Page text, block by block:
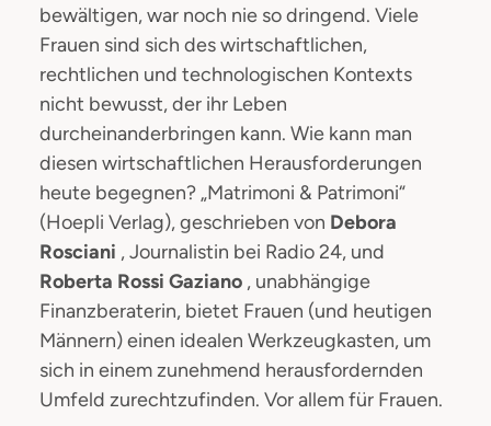
bewältigen, war noch nie so dringend. Viele
Frauen sind sich des wirtschaftlichen,
rechtlichen und technologischen Kontexts
nicht bewusst, der ihr Leben
durcheinanderbringen kann. Wie kann man
diesen wirtschaftlichen Herausforderungen
heute begegnen? „Matrimoni & Patrimoni“
(Hoepli Verlag), geschrieben von Debora
Rosciani , Journalistin bei Radio 24, und
Roberta Rossi Gaziano , unabhängige
Finanzberaterin, bietet Frauen (und heutigen
Männern) einen idealen Werkzeugkasten, um
sich in einem zunehmend herausfordernden
Umfeld zurechtzufinden. Vor allem für Frauen.